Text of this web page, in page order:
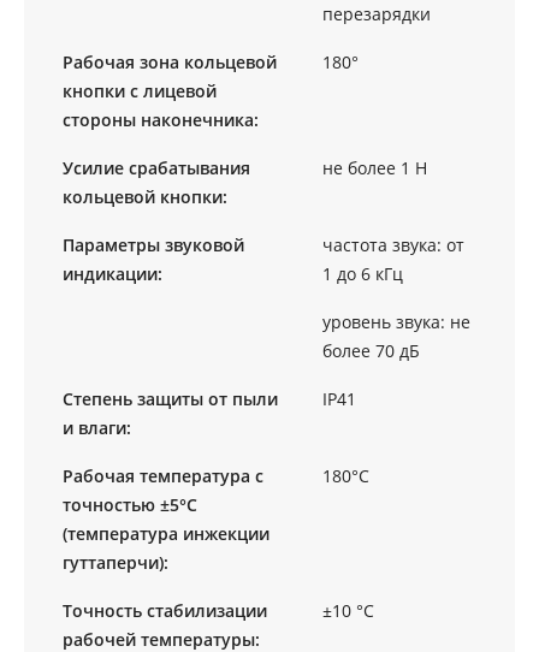
перезарядки
Рабочая зона кольцевой
кнопки с лицевой
стороны наконечника:
180°
Усилие срабатывания
кольцевой кнопки:
не более 1 Н
Параметры звуковой
индикации:
частота звука: от
1 до 6 кГц
уровень звука: не
более 70 дБ
Степень защиты от пыли
и влаги:
IP41
Рабочая температура с
точностью ±5°С
(температура инжекции
гуттаперчи):
180°С
Точность стабилизации
рабочей температуры:
±10 °С